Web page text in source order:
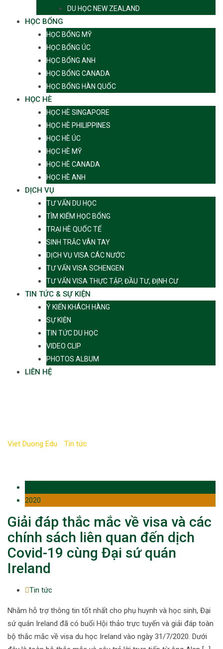
DU HỌC NEW ZEALAND
HỌC BỔNG
HỌC BỔNG MỸ
HỌC BỔNG ÚC
HỌC BỔNG ANH
HỌC BỔNG CANADA
HỌC BỔNG HÀN QUỐC
HỌC HÈ
HỌC HÈ SINGAPORE
HỌC HÈ PHILIPPINES
HỌC HÈ ÚC
HỌC HÈ MỸ
HỌC HÈ CANADA
HỌC HÈ ANH
DỊCH VỤ
TƯ VẤN DU HỌC
TÌM KIẾM HỌC BỔNG
TRẠI HÈ QUỐC TẾ
SINH TRẮC VÂN TAY
DỊCH VỤ VISA CÁC NƯỚC
TƯ VẤN VISA SCHENGEN
TƯ VẤN VISA THỰC TẬP, ĐẦU TƯ, ĐỊNH CƯ
TIN TỨC & SỰ KIỆN
Ý KIẾN KHÁCH HÀNG
SỰ KIỆN
TIN TỨC DU HỌC
VIDEO CLIP
PHOTOS ALBUM
LIÊN HỆ
Viet Duong Edu Tin tức
2020
Giải đáp thắc mắc về visa và các
chính sách liên quan đến dịch
Covid-19 cùng Đại sứ quán
Ireland
Tin tức
Nhằm hỗ trợ thông tin tốt nhất cho phụ huynh và học sinh, Đại
sứ quán Ireland đã có buổi Hội thảo trực tuyến và giải đáp toàn
bộ thắc mắc về visa du học Ireland vào ngày 31/7/2020. Dưới